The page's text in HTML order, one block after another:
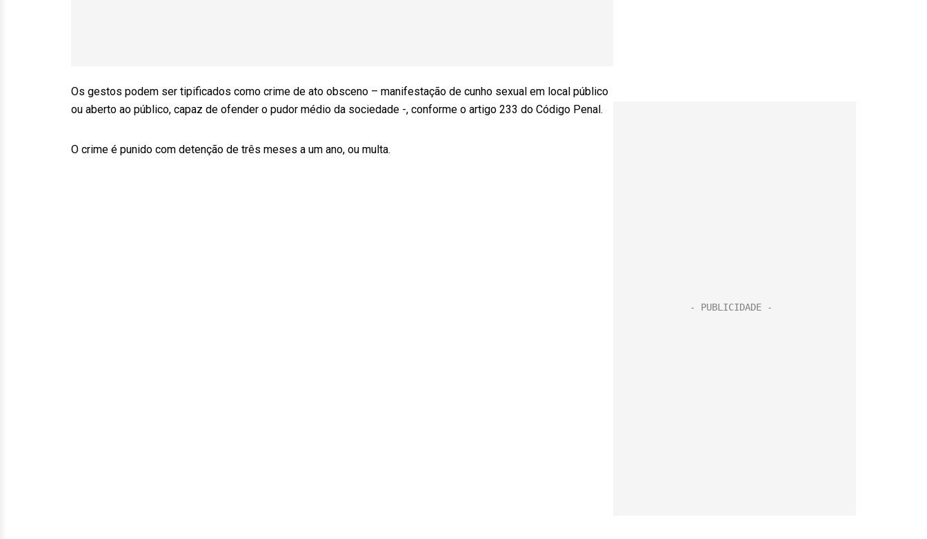
Os gestos podem ser tipificados como crime de ato obsceno – manifestação de cunho sexual em local público
ou aberto ao público, capaz de ofender o pudor médio da sociedade -, conforme o artigo 233 do Código Penal.
O crime é punido com detenção de três meses a um ano, ou multa.